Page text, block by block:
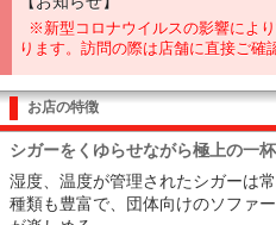
※新型コロナウイルスの影響によ
ります。訪問の際は店舗に直接ご確
お店の特徴
シガーをくゆらせながら極上の一
湿度、温度が管理されたシガーは
種類も豊富で、団体向けのソファ